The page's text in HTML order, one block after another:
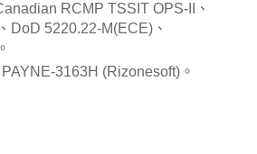
RCMP TSSIT OPS-II、
DoD 5220.22-M(ECE)、
PAYNE-3163H (Rizonesoft)。